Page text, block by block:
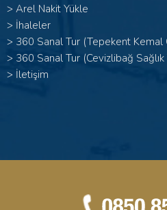
> Arel Nakit Yükle
> İhaleler
> 360 Sanal Tur (Tepekent Kemal
> 360 Sanal Tur (Cevizlibağ
> İletişim